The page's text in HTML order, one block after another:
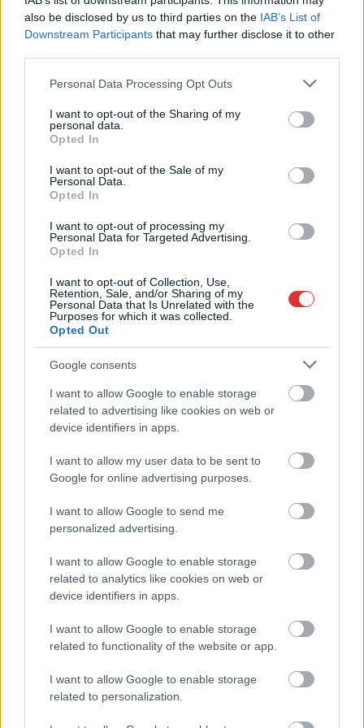
also be disclosed by us to third parties on the IAB’s List of
Downstream Participants that may further disclose it to other
Please note that this website/app uses one or more Google
not limited to your visit or usage behaviour. You may click to
grant or deny consent to Google and its third-party tags to
use your data for below specified purposes in below Google
consent section.
Personal Data Processing Opt Outs
I want to opt-out of the Sharing of my
personal data.
Opted In
I want to opt-out of the Sale of my
Personal Data.
Opted In
I want to opt-out of processing my
Personal Data for Targeted Advertising.
Opted In
I want to opt-out of Collection, Use,
Retention, Sale, and/or Sharing of my
Personal Data that Is Unrelated with the
Purposes for which it was collected.
Opted Out
Google consents
I want to allow Google to enable storage
related to advertising like cookies on web or
device identifiers in apps.
I want to allow my user data to be sent to
Google for online advertising purposes.
I want to allow Google to send me
personalized advertising.
I want to allow Google to enable storage
related to analytics like cookies on web or
device identifiers in apps.
I want to allow Google to enable storage
related to functionality of the website or app.
I want to allow Google to enable storage
related to personalization.
Ön szerint hogy készül a hamisítatlan szolnoki habos isler?
Országos ellenőrzés indult a hazai akkumulátoripari
Az idei év leglassabb növekedését hozta a június a
Györfi Mihály több tucat vállalkozással egyeztetett a
kerékpárgyár dolgozóinak megsegítéséről
41 fok fölé forrósodott az ország, Szolnokon pedig egy másik
rekord is megdőlt
Egy telefonhívást akart, végül rendőrök vitték el a mezőtúri
a közoktatásban – például az iskolaigazgatók visszakapják
munkáltatói jogaikat
Sok volt az igazolatlan hiányzás, Pócs János fizetéslevonást
kapott, más fideszesek még kevesebbet vittek haza
A Szolnok megyei gazdák nagyon nem akarták a JÉGER
további üzemeltetését
Csendélet 5.0: alig balesetveszélyes lépcső és remek
állapotban levő buszmegálló mutatja, hogy Szolnok mennyire
élhető város
Napokon belül megválasztja az új köztársasági elnököt az
Kiterjedt tüzek pusztítanak az országban, köztük Karcagon
Harmadfokú hőségriasztás az országban: Szolnokon klímát
javítottak, helikoptereket is bevetettek a tüzeknél
A zárkában rosszul lett, elájult – ilyen körülményekről
számoltak be a szolnoki börtönből
Váratlan fennakadás borította fel a Szolnok–Kecskemét
vasútvonal közlekedését